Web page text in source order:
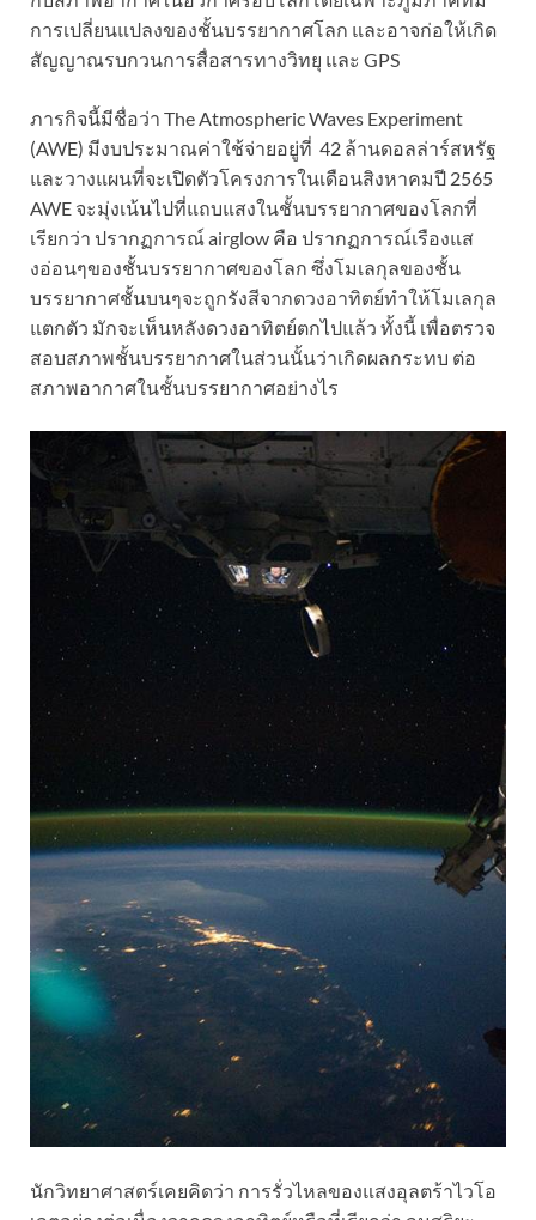
การเปลี่ยนแปลงของชั้นบรรยากาศโลก และอาจก่อให้เกิด
สัญญาณรบกวนการสื่อสารทางวิทยุ และ GPS
ภารกิจนี้มีชื่อว่า The Atmospheric Waves Experiment
(AWE) มีงบประมาณค่าใช้จ่ายอยู่ที่ 42 ล้านดอลล่าร์สหรัฐ
และวางแผนที่จะเปิดตัวโครงการในเดือนสิงหาคมปี 2565
AWE จะมุ่งเน้นไปที่แถบแสงในชั้นบรรยากาศของโลกที่
เรียกว่า ปรากฏการณ์ airglow คือ ปรากฏการณ์เรืองแส
งอ่อนๆของชั้นบรรยากาศของโลก ซึ่งโมเลกุลของชั้น
บรรยากาศชั้นบนๆจะถูกรังสีจากดวงอาทิตย์ทำให้โมเลกุล
แตกตัว มักจะเห็นหลังดวงอาทิตย์ตกไปแล้ว ทั้งนี้ เพื่อตรวจ
สอบสภาพชั้นบรรยากาศในส่วนนั้นว่าเกิดผลกระทบ ต่อ
สภาพอากาศในชั้นบรรยากาศอย่างไร
นักวิทยาศาสตร์เคยคิดว่า การรั่วไหลของแสงอุลตร้าไวโอ